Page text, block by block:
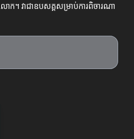
ក។ វាជាឧបសគ្គសម្រាប់ការពិចារណា